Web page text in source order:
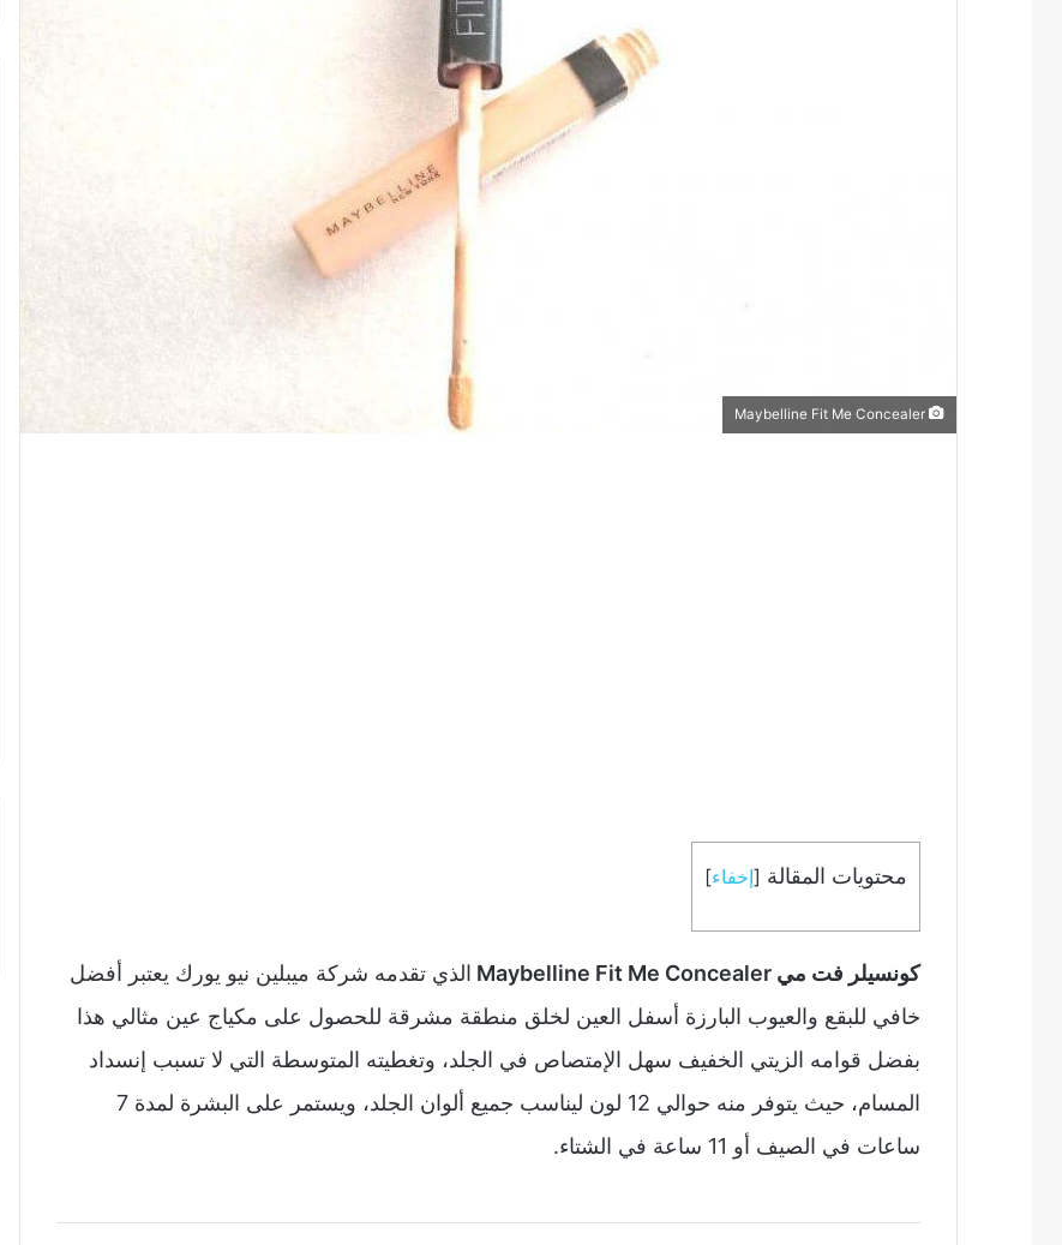
محتويات المقالة [إخفاء]
كونسيلر فت مي Maybelline Fit Me Concealer
الذي تقدمه شركة ميبلين نيو يورك يعتبر أفضل
خافي للبقع والعيوب البارزة أسفل العين لخلق منطقة مشرقة للحصول على مكياج عين مثالي هذا
بفضل قوامه الزيتي الخفيف سهل الإمتصاص في الجلد، وتغطيته المتوسطة التي لا تسبب إنسداد
المسام، حيث يتوفر منه حوالي 12 لون ليناسب جميع ألوان الجلد، ويستمر على البشرة لمدة 7
ساعات في الصيف أو 11 ساعة في الشتاء.